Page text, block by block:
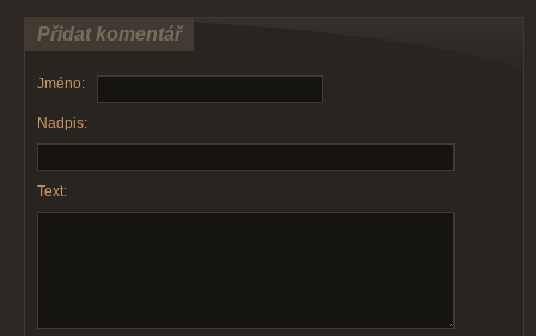
Přidat komentář
Jméno:
Nadpis:
Text: